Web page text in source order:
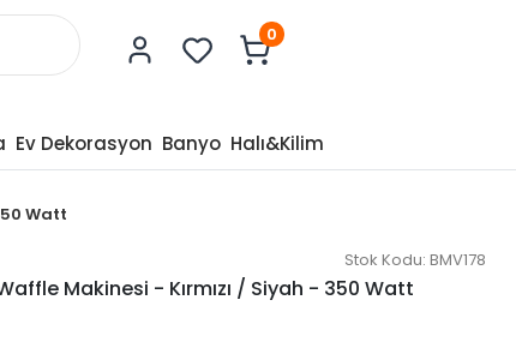
0
Ev Dekorasyon Banyo Halı&Kilim
Watt
Stok Kodu: BMV178
Makinesi - Kırmızı / Siyah - 350 Watt